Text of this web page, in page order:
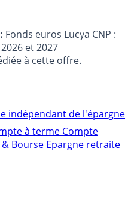
Fonds euros Lucya CNP :
et 2027
à cette offre.
indépendant de l'épargne
à terme Compte
& Bourse Epargne retraite